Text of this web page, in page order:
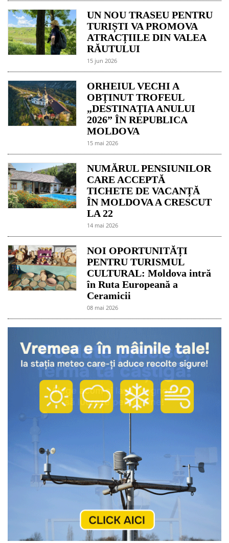
UN NOU TRASEU PENTRU
TURIȘTI VA PROMOVA
ATRACȚIILE DIN VALEA
RĂUTULUI
15 jun 2026
ORHEIUL VECHI A
OBȚINUT TROFEUL
„DESTINAȚIA ANULUI
2026” ÎN REPUBLICA
MOLDOVA
15 mai 2026
NUMĂRUL PENSIUNILOR
CARE ACCEPTĂ
TICHETE DE VACANȚĂ
ÎN MOLDOVA A CRESCUT
LA 22
14 mai 2026
NOI OPORTUNITĂȚI
PENTRU TURISMUL
CULTURAL: Moldova intră
în Ruta Europeană a
Ceramicii
08 mai 2026